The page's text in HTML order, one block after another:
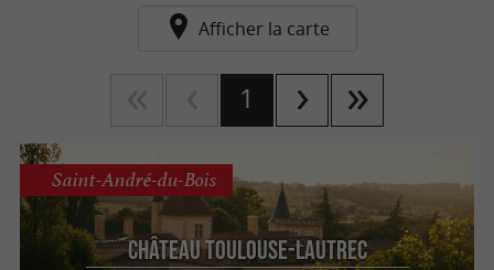
Afficher la carte
1
Château Toulouse-Lautrec
Saint-André-du-Bois